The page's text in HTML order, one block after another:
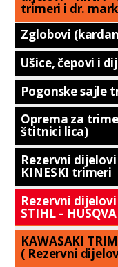
trimeri i dr.
Zglobovi
Ušice, čepovi i
Pogonske sajle
Oprema za
štitnici lica)
Rezervni dijelovi
KINESKI trimeri
Rezervni dijelovi
STIHL –
KAWASAKI
( Rezervni